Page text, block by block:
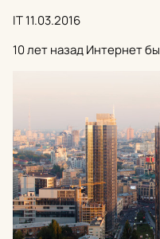
IT11.03.2016
10 лет назад Интернет